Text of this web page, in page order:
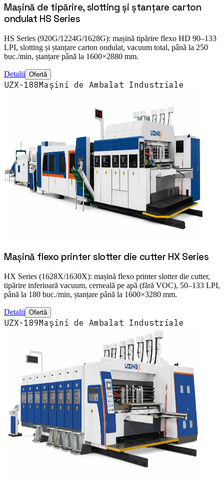
Mașină de tipărire, slotting și ștanțare carton
ondulat HS Series
HS Series (920G/1224G/1628G): mașină tipărire flexo HD 90–133
LPI, slotting și ștanțare carton ondulat, vacuum total, până la 250
buc./min, ștanțare până la 1600×2880 mm.
Detalii Ofertă
UZX-188Mașini de Ambalat Industriale
Mașină flexo printer slotter die cutter HX Series
HX Series (1628X/1630X): mașină flexo printer slotter die cutter,
tipărire inferioară vacuum, cerneală pe apă (fără VOC), 50–133 LPI,
până la 180 buc./min, ștanțare până la 1600×3280 mm.
Detalii Ofertă
UZX-189Mașini de Ambalat Industriale